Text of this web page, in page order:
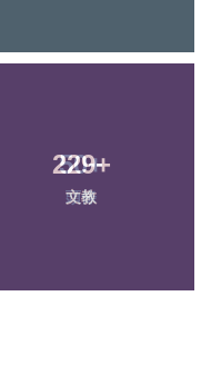
229+
文教